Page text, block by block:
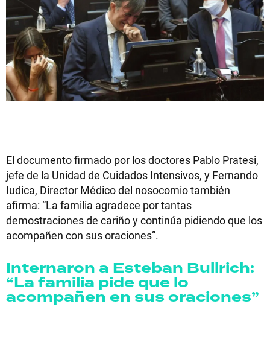
El documento firmado por los doctores Pablo Pratesi,
jefe de la Unidad de Cuidados Intensivos, y Fernando
Iudica, Director Médico del nosocomio también
afirma: “La familia agradece por tantas
demostraciones de cariño y continúa pidiendo que los
acompañen con sus oraciones”.
Internaron a Esteban Bullrich:
“La familia pide que lo
acompañen en sus oraciones”